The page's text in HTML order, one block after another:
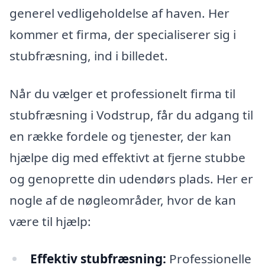
generel vedligeholdelse af haven. Her
kommer et firma, der specialiserer sig i
stubfræsning, ind i billedet.
Når du vælger et professionelt firma til
stubfræsning i Vodstrup, får du adgang til
en række fordele og tjenester, der kan
hjælpe dig med effektivt at fjerne stubbe
og genoprette din udendørs plads. Her er
nogle af de nøgleområder, hvor de kan
være til hjælp:
Effektiv stubfræsning: Professionelle